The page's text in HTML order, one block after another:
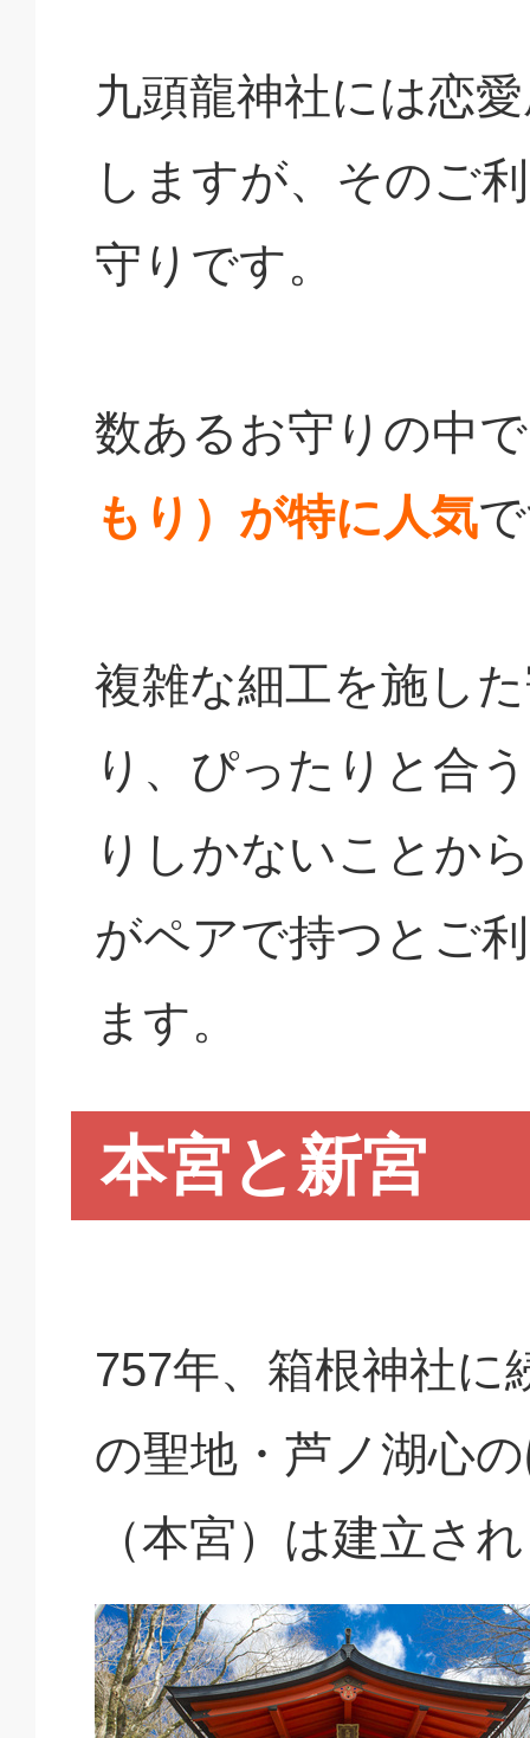
九頭龍神社には恋
しますが、そのご
守りです。
数あるお守りの中
もり）が特に人気
複雑な細工を施し
り、ぴったりと合
りしかないことか
がペアで持つとご
ます。
本宮と新宮
757年、箱根神社に
の聖地・芦ノ湖心
（本宮）は建立さ